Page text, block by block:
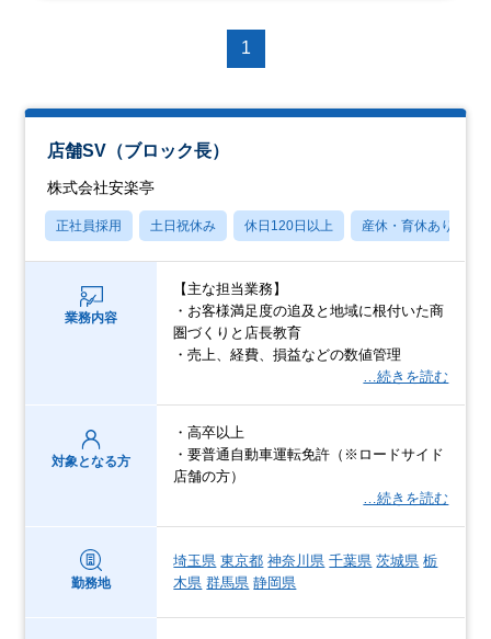
1
店舗SV（ブロック長）
株式会社安楽亭
正社員採用 土日祝休み 休日120日以上 産休・育休あり
業務内容
【主な担当業務】
・お客様満足度の追及と地域に根付いた商
圏づくりと店長教育
・売上、経費、損益などの数値管理
…続きを読む
対象となる方
・高卒以上
・要普通自動車運転免許（※ロードサイド
店舗の方）
…続きを読む
勤務地
埼玉県 東京都 神奈川県 千葉県 茨城県 栃
木県 群馬県 静岡県